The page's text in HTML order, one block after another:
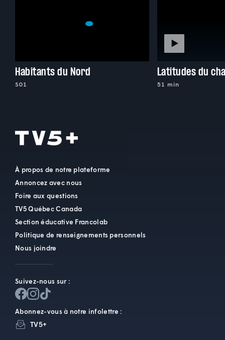
Habitants du Nord
S01
Latitudes du
51 min
À propos de notre plateforme
Annoncez avec nous
Foire aux questions
TV5 Québec Canada
Section éducative Francolab
Politique de renseignements personnels
Nous joindre
Suivez-nous sur :
Abonnez-vous à notre infolettre :
TV5+